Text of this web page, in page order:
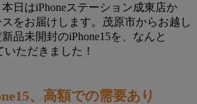
日はiPhoneステーション成東店か
をお届けします。茂原市からお越し
品未開封のiPhone15を、なんと
いただきました！
、高額での需要あり